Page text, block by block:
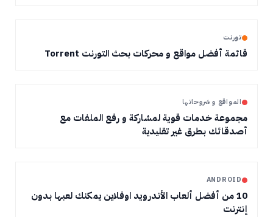
تورنت
قائمة أفضل مواقع و محركات بحث التورنت Torrent
المواقع و شروحاتها
مجموعة خدمات قوية لمشاركة و رفع الملفات مع
أصدقائك بطرق غير تقليدية
ANDROID
10 من أفضل ألعاب الأندرويد اوفلاين يمكنك لعبها بدون
إنترنت